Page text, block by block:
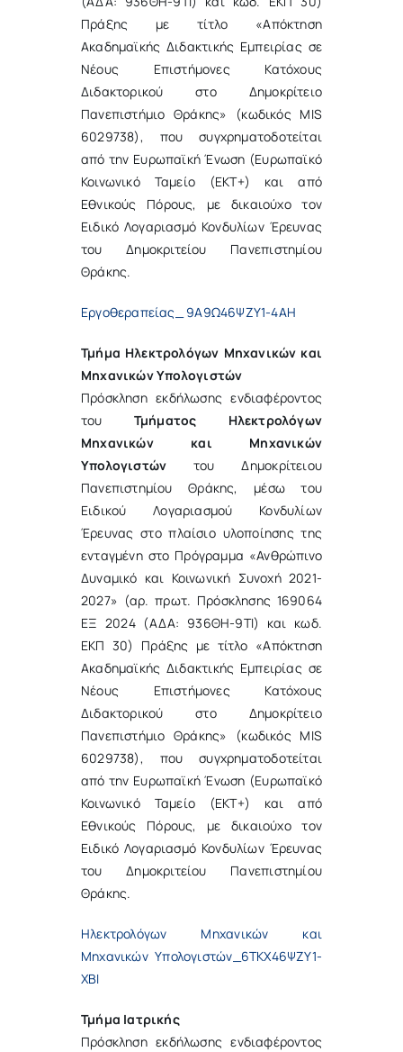
Πράξης με τίτλο «Απόκτηση
Ακαδημαϊκής Διδακτικής Εμπειρίας σε
Νέους Επιστήμονες Κατόχους
Διδακτορικού στο Δημοκρίτειο
Πανεπιστήμιο Θράκης» (κωδικός MIS
6029738), που συγχρηματοδοτείται
από την Ευρωπαϊκή Ένωση (Ευρωπαϊκό
Κοινωνικό Ταμείο (ΕΚΤ+) και από
Εθνικούς Πόρους, με δικαιούχο τον
Ειδικό Λογαριασμό Κονδυλίων Έρευνας
του Δημοκριτείου Πανεπιστημίου
Θράκης.
Εργοθεραπείας_ 9Α9Ω46ΨΖΥ1-4ΑΗ
Τμήμα Ηλεκτρολόγων Μηχανικών και
Μηχανικών Υπολογιστών
Πρόσκληση εκδήλωσης ενδιαφέροντος
του Τμήματος Ηλεκτρολόγων
Μηχανικών και Μηχανικών
Υπολογιστώντου Δημοκρίτειου
Πανεπιστημίου Θράκης, μέσω του
Ειδικού Λογαριασμού Κονδυλίων
Έρευνας στο πλαίσιο υλοποίησης της
ενταγμένη στο Πρόγραμμα «Ανθρώπινο
Δυναμικό και Κοινωνική Συνοχή 2021-
2027» (αρ. πρωτ. Πρόσκλησης 169064
ΕΞ 2024 (ΑΔΑ: 936ΘΗ-9ΤΙ) και κωδ.
ΕΚΠ 30) Πράξης με τίτλο «Απόκτηση
Ακαδημαϊκής Διδακτικής Εμπειρίας σε
Νέους Επιστήμονες Κατόχους
Διδακτορικού στο Δημοκρίτειο
Πανεπιστήμιο Θράκης» (κωδικός MIS
6029738), που συγχρηματοδοτείται
από την Ευρωπαϊκή Ένωση (Ευρωπαϊκό
Κοινωνικό Ταμείο (ΕΚΤ+) και από
Εθνικούς Πόρους, με δικαιούχο τον
Ειδικό Λογαριασμό Κονδυλίων Έρευνας
του Δημοκριτείου Πανεπιστημίου
Θράκης.
Ηλεκτρολόγων Μηχανικών και
Μηχανικών Υπολογιστών_6ΤΚΧ46ΨΖΥ1-
ΧΒΙ
Τμήμα Ιατρικής
Πρόσκληση εκδήλωσης ενδιαφέροντος